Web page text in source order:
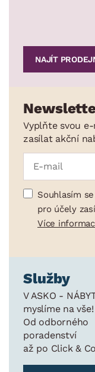
NAJÍT
Vyplňte svou
zasílat akční
Souhlasím
pro účely
Více
Služby
V ASKO -
myslíme na vše!
Od odborného
poradenství
až po Click &